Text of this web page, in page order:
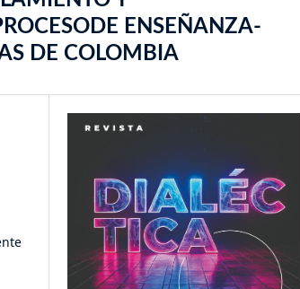
ENSEÑANZA-
DE COLOMBIA